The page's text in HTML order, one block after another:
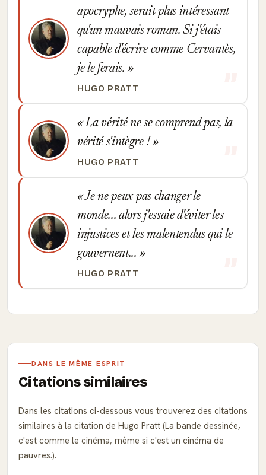
apocryphe, serait plus intéressant
qu'un mauvais roman. Si j'étais
capable d'écrire comme Cervantès,
je le ferais.
HUGO PRATT
La vérité ne se comprend pas, la
vérité s'intègre !
HUGO PRATT
Je ne peux pas changer le
monde... alors j'essaie d'éviter les
injustices et les malentendus qui le
gouvernent...
HUGO PRATT
DANS LE MÊME ESPRIT
Citations similaires
Dans les citations ci-dessous vous trouverez des citations
similaires à la citation de Hugo Pratt (La bande dessinée,
c'est comme le cinéma, même si c'est un cinéma de
pauvres.).